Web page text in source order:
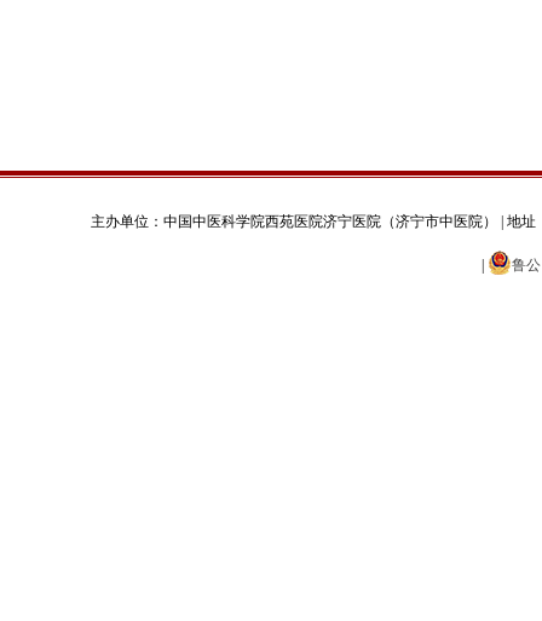
主办单位：中国中医科学院西苑医院济宁医院（济宁市中医院） | 地址
鲁公